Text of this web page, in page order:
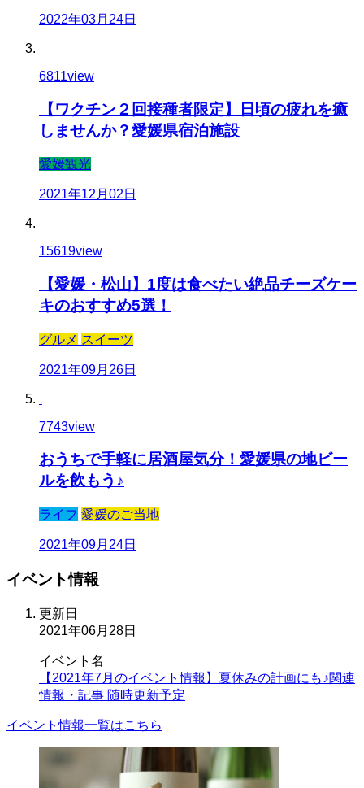
2022年03月24日
6811view
【ワクチン２回接種者限定】日頃の疲れを癒
しませんか？愛媛県宿泊施設
愛媛観光
2021年12月02日
15619view
【愛媛・松山】1度は食べたい絶品チーズケー
キのおすすめ5選！
グルメ スイーツ
2021年09月26日
7743view
おうちで手軽に居酒屋気分！愛媛県の地ビー
ルを飲もう♪
ライフ 愛媛のご当地
2021年09月24日
イベント情報
更新日
2021年06月28日
イベント名
【2021年7月のイベント情報】夏休みの計画にも♪関連
情報・記事 随時更新予定
イベント情報一覧はこちら